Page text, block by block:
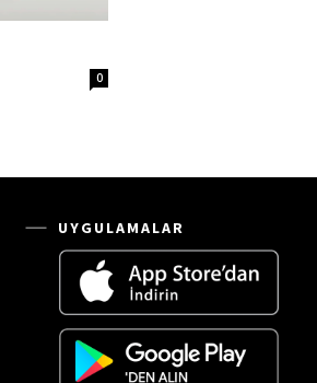
0
UYGULAMALAR